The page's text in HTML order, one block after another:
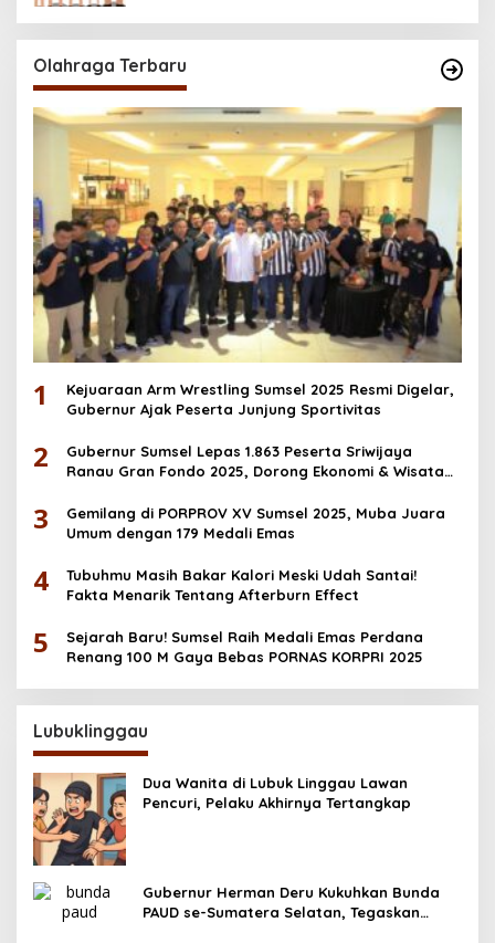
Olahraga Terbaru
1
Kejuaraan Arm Wrestling Sumsel 2025 Resmi Digelar,
Gubernur Ajak Peserta Junjung Sportivitas
2
Gubernur Sumsel Lepas 1.863 Peserta Sriwijaya
Ranau Gran Fondo 2025, Dorong Ekonomi & Wisata
3
Gemilang di PORPROV XV Sumsel 2025, Muba Juara
Umum dengan 179 Medali Emas
4
Tubuhmu Masih Bakar Kalori Meski Udah Santai!
Fakta Menarik Tentang Afterburn Effect
5
Sejarah Baru! Sumsel Raih Medali Emas Perdana
Renang 100 M Gaya Bebas PORNAS KORPRI 2025
Lubuklinggau
Dua Wanita di Lubuk Linggau Lawan
Pencuri, Pelaku Akhirnya Tertangkap
Gubernur Herman Deru Kukuhkan Bunda
PAUD se-Sumatera Selatan, Tegaskan